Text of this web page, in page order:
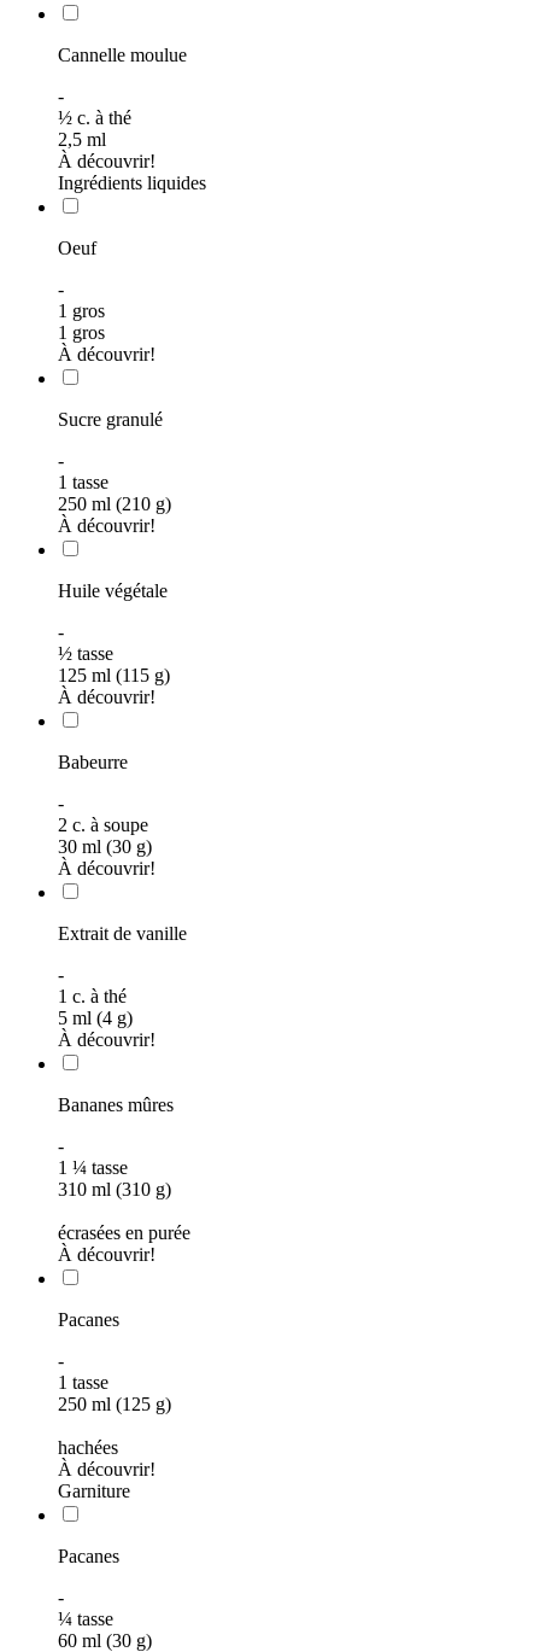
Cannelle moulue
-
½ c. à thé
2,5 ml
À découvrir!
Ingrédients liquides
Oeuf
-
1 gros
1 gros
À découvrir!
Sucre granulé
-
1 tasse
250 ml (210 g)
À découvrir!
Huile végétale
-
½ tasse
125 ml (115 g)
À découvrir!
Babeurre
-
2 c. à soupe
30 ml (30 g)
À découvrir!
Extrait de vanille
-
1 c. à thé
5 ml (4 g)
À découvrir!
Bananes mûres
-
1 ¼ tasse
310 ml (310 g)
écrasées en purée
À découvrir!
Pacanes
-
1 tasse
250 ml (125 g)
hachées
À découvrir!
Garniture
Pacanes
-
¼ tasse
60 ml (30 g)